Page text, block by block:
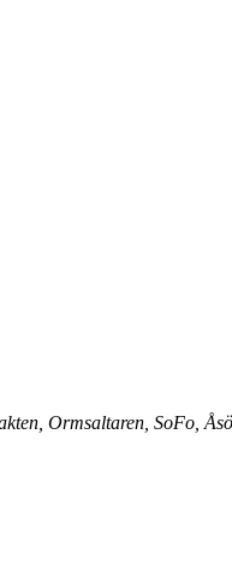
Ormsaltaren, SoFo,